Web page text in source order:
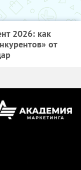
2026: как
от